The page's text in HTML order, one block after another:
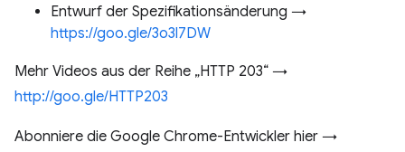
Entwurf der Spezifikationsänderung →
https://goo.gle/3o3l7DW
Mehr Videos aus der Reihe „HTTP 203“ →
http://goo.gle/HTTP203
Abonniere die Google Chrome-Entwickler hier →